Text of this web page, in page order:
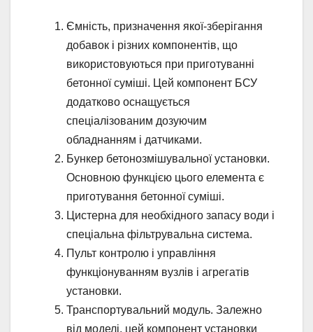
Ємність, призначення якої-зберігання
добавок і різних компонентів, що
використовуються при приготуванні
бетонної суміші. Цей компонент БСУ
додатково оснащується
спеціалізованим дозуючим
обладнанням і датчиками.
Бункер бетонозмішувальної установки.
Основною функцією цього елемента є
приготування бетонної суміші.
Цистерна для необхідного запасу води і
спеціальна фільтрувальна система.
Пульт контролю і управління
функціонуванням вузлів і агрегатів
установки.
Транспортувальний модуль. Залежно
від моделі, цей компонент установки